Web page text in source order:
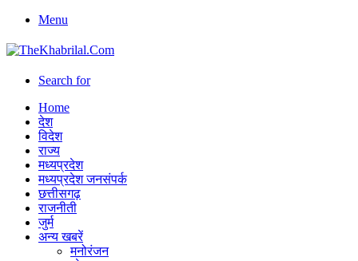
Menu
Search for
Home
देश
विदेश
राज्य
मध्यप्रदेश
मध्यप्रदेश जनसंपर्क
छत्तीसगढ़
राजनीती
जुर्म
अन्य खबरें
मनोरंजन